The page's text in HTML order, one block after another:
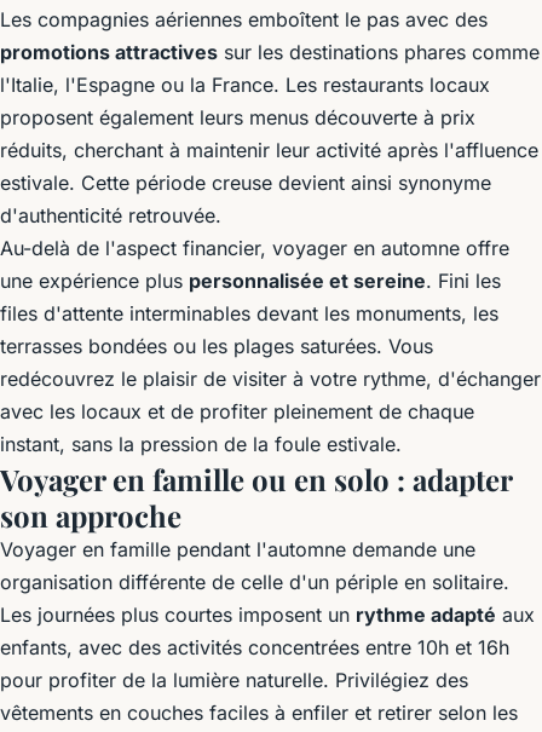
Les compagnies aériennes emboîtent le pas avec des
promotions attractives sur les destinations phares comme
l'Italie, l'Espagne ou la France. Les restaurants locaux
proposent également leurs menus découverte à prix
réduits, cherchant à maintenir leur activité après l'affluence
estivale. Cette période creuse devient ainsi synonyme
d'authenticité retrouvée.
Au-delà de l'aspect financier, voyager en automne offre
une expérience plus personnalisée et sereine. Fini les
files d'attente interminables devant les monuments, les
terrasses bondées ou les plages saturées. Vous
redécouvrez le plaisir de visiter à votre rythme, d'échanger
avec les locaux et de profiter pleinement de chaque
instant, sans la pression de la foule estivale.
Voyager en famille ou en solo : adapter
son approche
Voyager en famille pendant l'automne demande une
organisation différente de celle d'un périple en solitaire.
Les journées plus courtes imposent un rythme adapté aux
enfants, avec des activités concentrées entre 10h et 16h
pour profiter de la lumière naturelle. Privilégiez des
vêtements en couches faciles à enfiler et retirer selon les